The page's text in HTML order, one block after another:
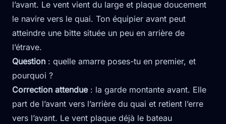
l’avant. Le vent vient du large et plaque doucement
le navire vers le quai. Ton équipier avant peut
atteindre une bitte située un peu en arrière de
l’étrave.
Question : quelle amarre poses-tu en premier, et
pourquoi ?
Correction attendue: la garde montante avant. Elle
part de l’avant vers l’arrière du quai et retient l’erre
vers l’avant. Le vent plaque déjà le bateau